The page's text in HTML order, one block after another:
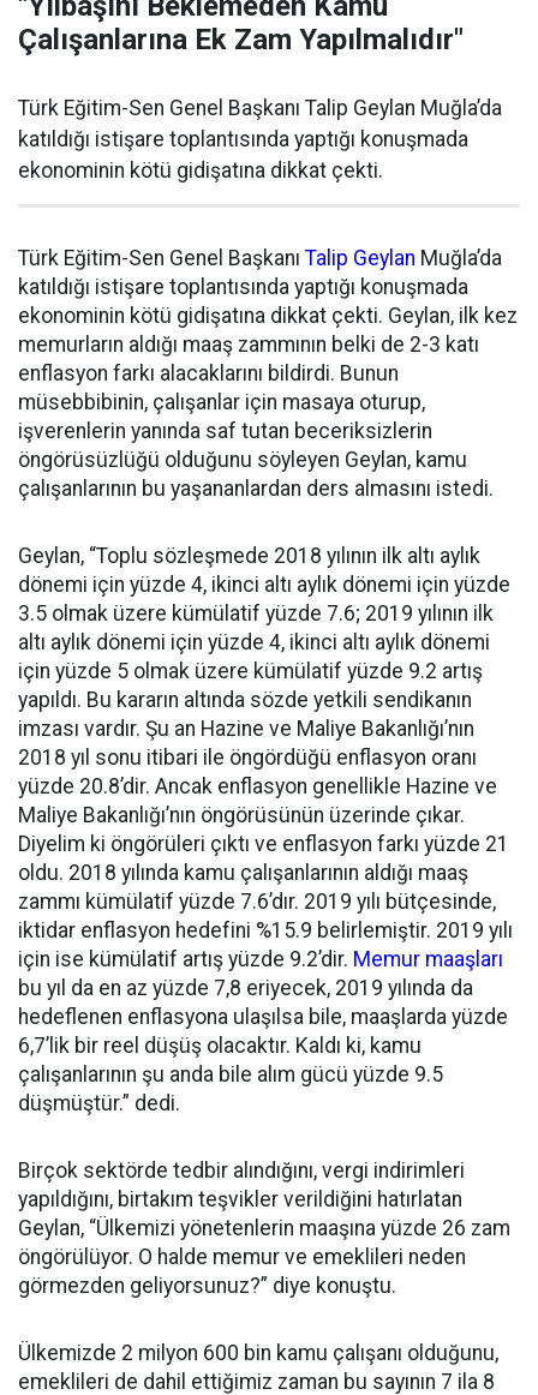
Çalışanlarına Ek Zam Yapılmalıdır"
Türk Eğitim-Sen Genel Başkanı Talip Geylan Muğla’da
katıldığı istişare toplantısında yaptığı konuşmada
ekonominin kötü gidişatına dikkat çekti.
Türk Eğitim-Sen Genel Başkanı Talip Geylan Muğla’da
katıldığı istişare toplantısında yaptığı konuşmada
ekonominin kötü gidişatına dikkat çekti. Geylan, ilk kez
memurların aldığı maaş zammının belki de 2-3 katı
enflasyon farkı alacaklarını bildirdi. Bunun
müsebbibinin, çalışanlar için masaya oturup,
işverenlerin yanında saf tutan beceriksizlerin
öngörüsüzlüğü olduğunu söyleyen Geylan, kamu
çalışanlarının bu yaşananlardan ders almasını istedi.
Geylan, “Toplu sözleşmede 2018 yılının ilk altı aylık
dönemi için yüzde 4, ikinci altı aylık dönemi için yüzde
3.5 olmak üzere kümülatif yüzde 7.6; 2019 yılının ilk
altı aylık dönemi için yüzde 4, ikinci altı aylık dönemi
için yüzde 5 olmak üzere kümülatif yüzde 9.2 artış
yapıldı. Bu kararın altında sözde yetkili sendikanın
imzası vardır. Şu an Hazine ve Maliye Bakanlığı’nın
2018 yıl sonu itibari ile öngördüğü enflasyon oranı
yüzde 20.8’dir. Ancak enflasyon genellikle Hazine ve
Maliye Bakanlığı’nın öngörüsünün üzerinde çıkar.
Diyelim ki öngörüleri çıktı ve enflasyon farkı yüzde 21
oldu. 2018 yılında kamu çalışanlarının aldığı maaş
zammı kümülatif yüzde 7.6’dır. 2019 yılı bütçesinde,
iktidar enflasyon hedefini %15.9 belirlemiştir. 2019 yılı
için ise kümülatif artış yüzde 9.2’dir. Memur maaşları
bu yıl da en az yüzde 7,8 eriyecek, 2019 yılında da
hedeflenen enflasyona ulaşılsa bile, maaşlarda yüzde
6,7’lik bir reel düşüş olacaktır. Kaldı ki, kamu
çalışanlarının şu anda bile alım gücü yüzde 9.5
düşmüştür.” dedi.
Birçok sektörde tedbir alındığını, vergi indirimleri
yapıldığını, birtakım teşvikler verildiğini hatırlatan
Geylan, “Ülkemizi yönetenlerin maaşına yüzde 26 zam
öngörülüyor. O halde memur ve emeklileri neden
görmezden geliyorsunuz?” diye konuştu.
Ülkemizde 2 milyon 600 bin kamu çalışanı olduğunu,
emeklileri de dahil ettiğimiz zaman bu sayının 7 ila 8